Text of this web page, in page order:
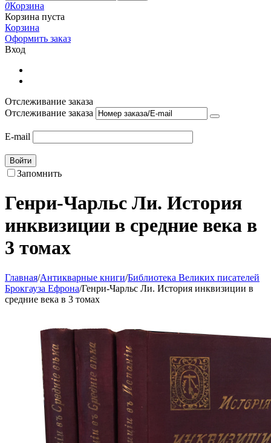
0Корзина
Корзина пуста
Корзина
Оформить заказ
Вход
Отслеживание заказа
Отслеживание заказа
E-mail
Войти
Запомнить
Генри-Чарльс Ли. История
инквизиции в средние века в
3 томах
Главная/Антикварные книги/Библиотека Великих писателей
Брокгауза Ефрона/Генри-Чарльс Ли. История инквизиции в
средние века в 3 томах